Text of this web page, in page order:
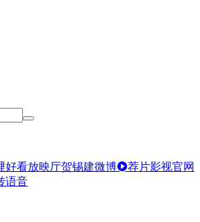
好看放映厅贺锡建微博
荐片影视官网
语音